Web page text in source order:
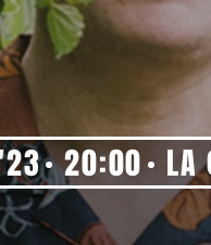
20:00